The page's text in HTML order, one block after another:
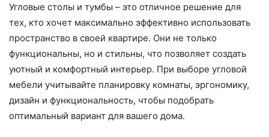
Угловые столы и тумбы – это отличное решение для
тех, кто хочет максимально эффективно использовать
пространство в своей квартире. Они не только
функциональны, но и стильны, что позволяет создать
уютный и комфортный интерьер. При выборе угловой
мебели учитывайте планировку комнаты, эргономику,
дизайн и функциональность, чтобы подобрать
оптимальный вариант для вашего дома.